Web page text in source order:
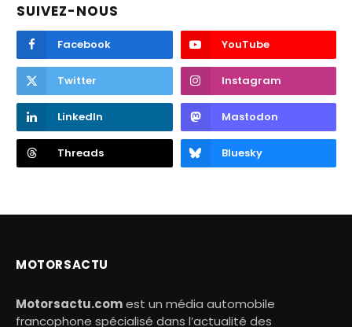
SUIVEZ-NOUS
Facebook YouTube
Twitter Instagram
LinkedIn Mastodon
Threads Bluesky
MOTORSACTU
Motorsactu.comest un média automobile
francophone spécialisé dans l’actualité des